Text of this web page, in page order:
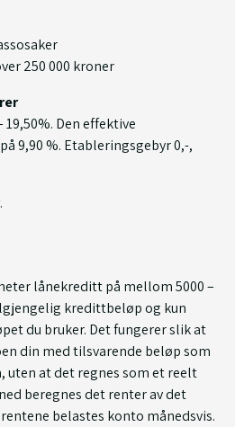
250 000 kroner
Den effektive
9,90 %. Etableringsgebyr 0,-,
.
lånekreditt på mellom 5000 –
kredittbeløp og kun
du bruker. Det fungerer slik at
din med tilsvarende beløp som
uten at det regnes som et reelt
beregnes det renter av det
belastes konto månedsvis.